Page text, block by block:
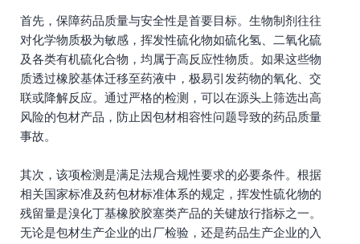
首先，保障药品质量与安全性是首要目标。生物制剂往往
对化学物质极为敏感，挥发性硫化物如硫化氢、二氧化硫
及各类有机硫化合物，均属于高反应性物质。如果这些物
质透过橡胶基体迁移至药液中，极易引发药物的氧化、交
联或降解反应。通过严格的检测，可以在源头上筛选出高
风险的包材产品，防止因包材相容性问题导致的药品质量
事故。
其次，该项检测是满足法规合规性要求的必要条件。根据
相关国家标准及药包材标准体系的规定，挥发性硫化物的
残留量是溴化丁基橡胶胶塞类产品的关键放行指标之一。
无论是包材生产企业的出厂检验，还是药品生产企业的入